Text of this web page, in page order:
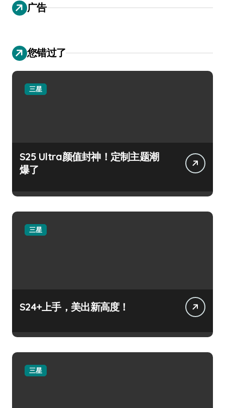
广告
您错过了
三星
S25 Ultra颜值封神！定制主题潮
爆了
三星
S24+上手，美出新高度！
三星